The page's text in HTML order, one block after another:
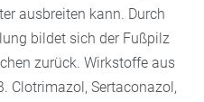
ausbreiten kann. Durch
bildet sich der Fußpilz
zurück. Wirkstoffe aus
Clotrimazol, Sertaconazol,